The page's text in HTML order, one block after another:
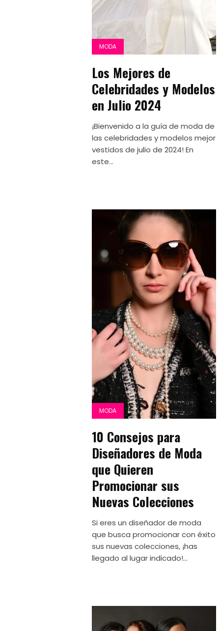
MODA
Los Mejores de
Celebridades y Modelos
en Julio 2024
¡Bienvenido a la guía de moda de
las celebridades y modelos mejor
vestidos de julio de 2024! En
este...
MODA
10 Consejos para
Diseñadores de Moda
que Quieren
Promocionar sus
Nuevas Colecciones
Si eres un diseñador de moda
que busca promocionar con éxito
sus nuevas colecciones, ¡has
llegado al lugar indicado!...